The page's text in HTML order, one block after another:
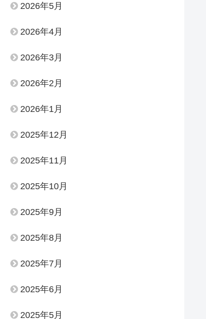
2026年5月
2026年4月
2026年3月
2026年2月
2026年1月
2025年12月
2025年11月
2025年10月
2025年9月
2025年8月
2025年7月
2025年6月
2025年5月